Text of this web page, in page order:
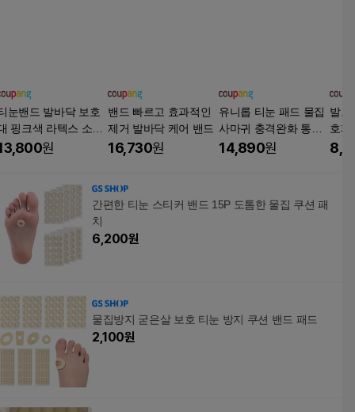
눈밴드 발바닥 보호
핑크색 라텍스 소재
가락 보호대, 16개
원
밴드 빠르고 효과적인
제거 발바닥 케어 밴드
16,730원
유니롭 티눈 패드 물집
사마귀 충격완화 통증
보호 패치, 120개
14,890원
발보
호패
림방
간편한 티눈 스티커 밴드 15P 도톰한 물집 쿠션 패
치
6,200원
물집방지 굳은살 보호 티눈 방지 쿠션 밴드 패드
2,100원